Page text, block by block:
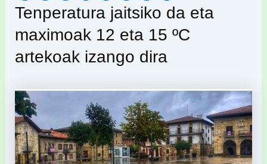
Tenperatura jaitsiko da eta
maximoak 12 eta 15 ºC
artekoak izango dira